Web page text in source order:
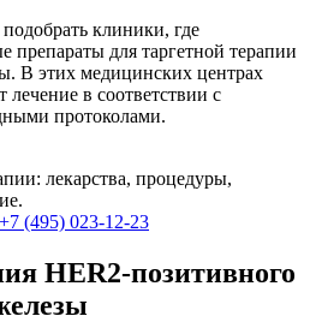
клиники, где
препараты для таргетной терапии
В этих медицинских центрах
лечение в соответствии с
протоколами.
лекарства, процедуры,
+7 (495) 023-12-23
HER2-позитивного